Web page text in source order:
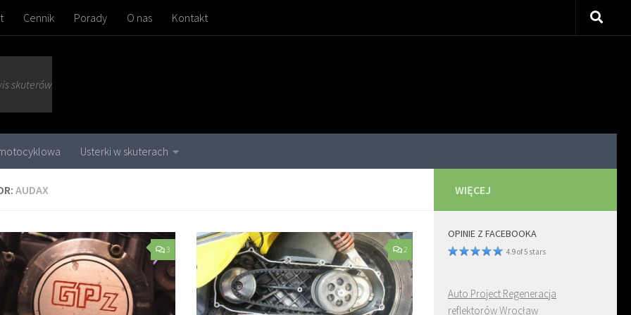
Cennik Porady O nas Kontakt
skuterów
Usterki w skuterach
AUDAX
3 2
WIĘCEJ
OPINIE Z FACEBOOKA
4.9 of 5 stars
Auto Project Regeneracja
reflektorów Wrocław